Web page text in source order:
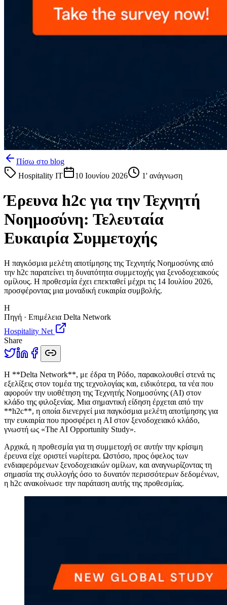
Πίσω στο blog
Hospitality IT
10 Ιουνίου 2026 1' ανάγνωση
Έρευνα h2c για την Τεχνητή
Νοημοσύνη: Τελευταία
Ευκαιρία Συμμετοχής
Η παγκόσμια μελέτη αποτίμησης της Τεχνητής Νοημοσύνης από
την h2c παρατείνει τη δυνατότητα συμμετοχής για ξενοδοχειακούς
ομίλους. Η προθεσμία έχει επεκταθεί μέχρι τις 14 Ιουλίου 2026,
προσφέροντας μια μοναδική ευκαιρία συμβολής.
H
Πηγή · Επιμέλεια Delta Network
Hospitality Net
Share
Η **Delta Network**, με έδρα τη Ρόδο, παρακολουθεί στενά τις
εξελίξεις στον τομέα της τεχνολογίας και, ειδικότερα, τα νέα που
αφορούν την υιοθέτηση της Τεχνητής Νοημοσύνης (AI) στον
κλάδο της φιλοξενίας. Μια σημαντική είδηση έρχεται από την
**h2c**, η οποία διενεργεί μια παγκόσμια μελέτη αποτίμησης για
την ευκαιρία που προσφέρει η AI στον ξενοδοχειακό κλάδο,
γνωστή ως «The AI Opportunity Study».
Αρχικά, η προθεσμία για τη συμμετοχή σε αυτήν την κρίσιμη
έρευνα είχε οριστεί νωρίτερα. Ωστόσο, προς όφελος των
ενδιαφερόμενων ξενοδοχειακών ομίλων, και αναγνωρίζοντας τη
σημασία της συλλογής όσο το δυνατόν περισσότερων δεδομένων,
η h2c ανακοίνωσε την παράταση αυτής της προθεσμίας.